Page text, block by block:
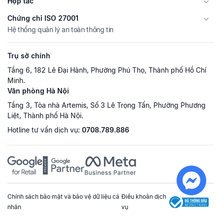
Chứng chỉ ISO 27001
Hệ thống quản lý an toàn thông tin
Trụ sở chính
Tầng 6, 182 Lê Đại Hành, Phường Phú Thọ, Thành phố Hồ Chí
Minh.
Văn phòng Hà Nội
Tầng 3, Tòa nhà Artemis, Số 3 Lê Trọng Tấn, Phường Phương
Liệt, Thành phố Hà Nội.
Hotline tư vấn dịch vụ: 0708.789.886
Chính sách bảo mật và bảo vệ dữ liệu cá
nhân
Điều khoản dịch
vụ